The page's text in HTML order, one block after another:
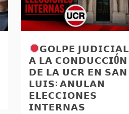
𝗚𝗢𝗟𝗣𝗘 𝗝𝗨𝗗𝗜𝗖𝗜𝗔𝗟
𝗔 𝗟𝗔 𝗖𝗢𝗡𝗗𝗨𝗖𝗖𝗜Ó𝗡
𝗗𝗘 𝗟𝗔 𝗨𝗖𝗥 𝗘𝗡 𝗦𝗔𝗡
𝗟𝗨𝗜𝗦: 𝗔𝗡𝗨𝗟𝗔𝗡
𝗘𝗟𝗘𝗖𝗖𝗜𝗢𝗡𝗘𝗦
𝗜𝗡𝗧𝗘𝗥𝗡𝗔𝗦